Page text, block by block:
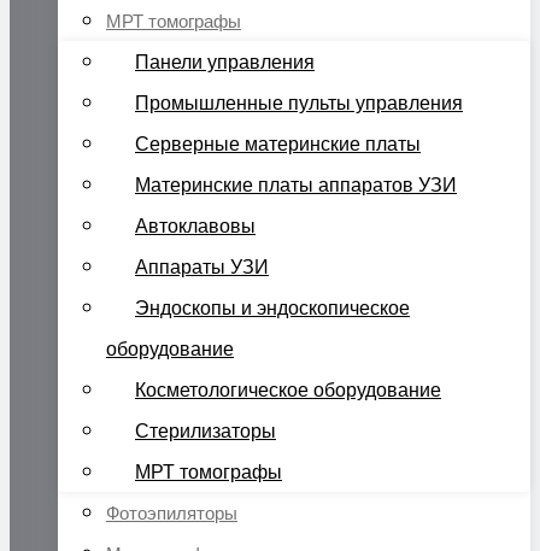
МРТ томографы
Панели управления
Промышленные пульты управления
Серверные материнские платы
Материнские платы аппаратов УЗИ
Автоклавовы
Аппараты УЗИ
Эндоскопы и эндоскопическое
оборудование
Косметологическое оборудование
Стерилизаторы
МРТ томографы
Фотоэпиляторы